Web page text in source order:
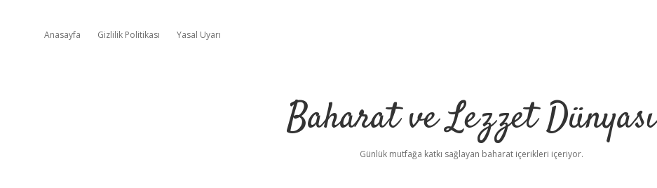
Anasayfa Gizlilik Politikası Yasal Uyarı
Baharat ve Lezzet Dünyası
Günlük mutfağa katkı sağlayan baharat içerikleri içeriyor.